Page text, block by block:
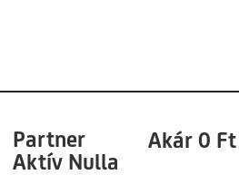
Partner
Aktív Nulla
Akár 0 Ft